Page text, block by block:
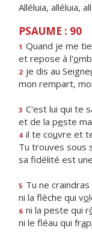
Alléluia, alléluia,
PSAUME : 90
1 Quand je me
et repose à l'o
2 je dis au Seigne
mon rempart,
3 C'est lui qui te
et de la peste
4 il te couvre et
Tu trouves sous
sa fidélité est
5 Tu ne
ni la flèche qui vo
6 ni la peste qui r
ni le fléau qui fra